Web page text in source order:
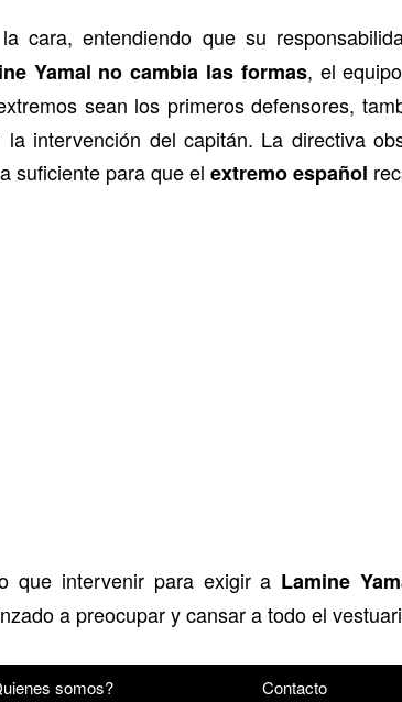
cara, entendiendo que su
Yamal no cambia las formas, el
sean los primeros defensores,
intervención del capitán. La directiva
suficiente para que el extremo español
que intervenir para exigir a Lamine
a preocupar y cansar a todo el
somos? Contacto